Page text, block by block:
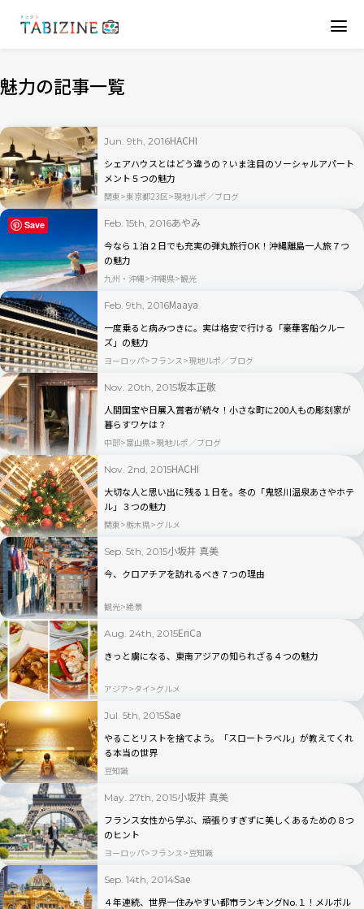
魅力の記事一覧
Jun. 9th, 2016HACHI
シェアハウスとはどう違うの？いま注目のソーシャルアパート
メント５つの魅力
関東 東京都23区 現地ルポ／ブログ
Feb. 15th, 2016あやみ
今なら１泊２日でも充実の弾丸旅行OK！沖縄離島一人旅７つ
の魅力
九州・沖縄 沖縄県 観光
Feb. 9th, 2016Maaya
一度乗ると病みつきに。実は格安で行ける「豪華客船クルー
ズ」の魅力
ヨーロッパ フランス 現地ルポ／ブログ
Nov. 20th, 2015坂本正敬
人間国宝や日展入賞者が続々！小さな町に200人もの彫刻家が
暮らすワケは？
中部 富山県 現地ルポ／ブログ
Nov. 2nd, 2015HACHI
大切な人と思い出に残る１日を。冬の「鬼怒川温泉あさやホテ
ル」３つの魅力
関東 栃木県 グルメ
Sep. 5th, 2015小坂井 真美
今、クロアチアを訪れるべき７つの理由
観光 絶景
Aug. 24th, 2015EriCa
きっと虜になる、東南アジアの知られざる４つの魅力
アジア タイ グルメ
Jul. 5th, 2015Sae
やることリストを捨てよう。「スロートラベル」が教えてくれ
る本当の世界
豆知識
May. 27th, 2015小坂井 真美
フランス女性から学ぶ、頑張りすぎずに美しくあるための８つ
のヒント
ヨーロッパ フランス 豆知識
Sep. 14th, 2014Sae
４年連続、世界一住みやすい都市ランキングNo.１！メルボル
Save